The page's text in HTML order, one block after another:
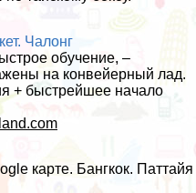
Чалонг
обучение, –
на конвейерный лад.
+ быстрейшее начало
карте. Бангкок. Паттайя